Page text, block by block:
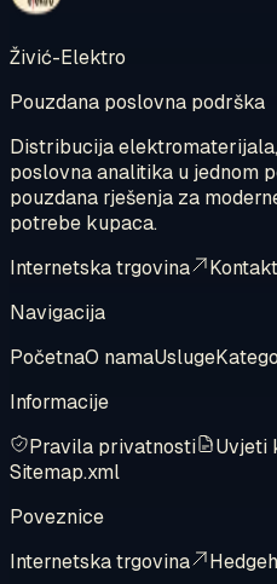
Živić-Elektro
Pouzdana poslovna podrška
Distribucija
poslovna analitika u jednom
pouzdana rješenja za
potrebe kupaca.
Internetska trgovina
Kontakt
Navigacija
PočetnaO namaUsluge
Informacije
Pravila privatnosti
Uvjeti
Sitemap.xml
Poveznice
Internetska trgovina